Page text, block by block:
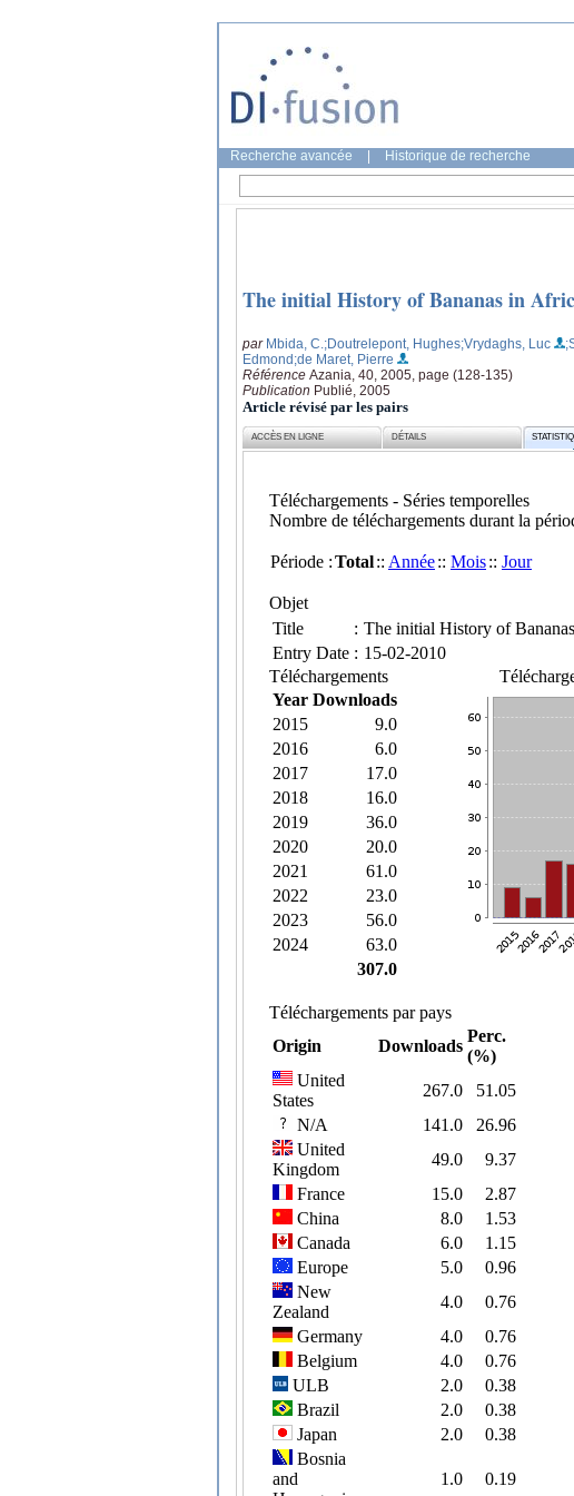
Recherche avancée Historique de recherche
The initial History of Bananas in
par Mbida, C. ;Doutrelepont, Hughes;Vrydaghs, Luc
Edmond;de Maret, Pierre
Référence Azania, 40, 2005, page (128-135)
Publication Publié, 2005
Article révisé par les pairs
ACCÈS EN LIGNE DÉTAILS